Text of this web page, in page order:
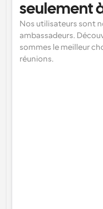
seulement
Nos utilisateurs sont
ambassadeurs.
sommes le meilleur
réunions.